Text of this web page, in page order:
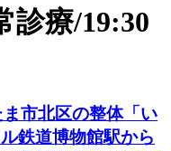
診療/19:30